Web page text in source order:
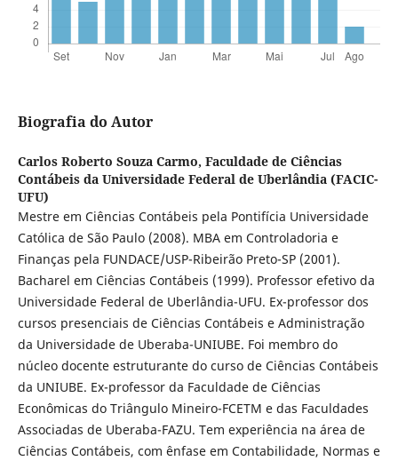
Biografia do Autor
Carlos Roberto Souza Carmo, Faculdade de Ciências
Contábeis da Universidade Federal de Uberlândia (FACIC-
UFU)
Mestre em Ciências Contábeis pela Pontifícia Universidade
Católica de São Paulo (2008). MBA em Controladoria e
Finanças pela FUNDACE/USP-Ribeirão Preto-SP (2001).
Bacharel em Ciências Contábeis (1999). Professor efetivo da
Universidade Federal de Uberlândia-UFU. Ex-professor dos
cursos presenciais de Ciências Contábeis e Administração
da Universidade de Uberaba-UNIUBE. Foi membro do
núcleo docente estruturante do curso de Ciências Contábeis
da UNIUBE. Ex-professor da Faculdade de Ciências
Econômicas do Triângulo Mineiro-FCETM e das Faculdades
Associadas de Uberaba-FAZU. Tem experiência na área de
Ciências Contábeis, com ênfase em Contabilidade, Normas e